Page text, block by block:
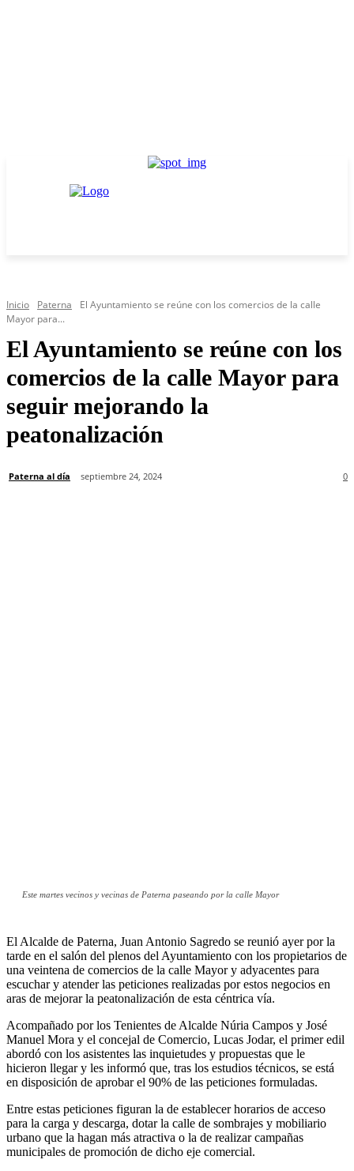
Inicio Paterna
El Ayuntamiento se reúne con los comercios de la calle
Mayor para...
El Ayuntamiento se reúne con los
comercios de la calle Mayor para
seguir mejorando la
peatonalización
Paterna al día septiembre 24, 2024 0
Este martes vecinos y vecinas de Paterna paseando por la calle Mayor
El Alcalde de Paterna, Juan Antonio Sagredo se reunió ayer por la
tarde en el salón del plenos del Ayuntamiento con los propietarios de
una veintena de comercios de la calle Mayor y adyacentes para
escuchar y atender las peticiones realizadas por estos negocios en
aras de mejorar la peatonalización de esta céntrica vía.
Acompañado por los Tenientes de Alcalde Núria Campos y José
Manuel Mora y el concejal de Comercio, Lucas Jodar, el primer edil
abordó con los asistentes las inquietudes y propuestas que le
hicieron llegar y les informó que, tras los estudios técnicos, se está
en disposición de aprobar el 90% de las peticiones formuladas.
Entre estas peticiones figuran la de establecer horarios de acceso
para la carga y descarga, dotar la calle de sombrajes y mobiliario
urbano que la hagan más atractiva o la de realizar campañas
municipales de promoción de dicho eje comercial.